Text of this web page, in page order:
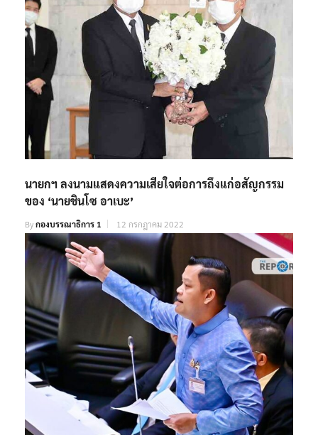
นายกฯ ลงนามแสดงความเสียใจต่อการถึงแก่อสัญกรรม
ของ ‘นายชินโซ อาเบะ’
Byกองบรรณาธิการ 1 12 กรกฎาคม 2022